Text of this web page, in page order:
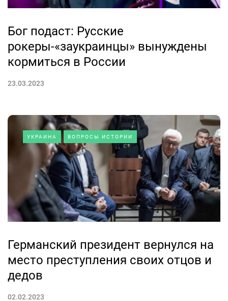
Бог подаст: Русские
рокеры-«заукраинцы» вынуждены
кормиться в России
23.03.2023
УКРАИНА ВОПРОСЫ ИСТОРИИ
Германский президент вернулся на
место преступления своих отцов и
дедов
02.02.2023